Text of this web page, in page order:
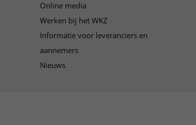
Online media
Werken bij het WKZ
Informatie voor leveranciers en
aannemers
Nieuws